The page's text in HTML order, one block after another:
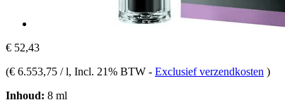
€ 52,43
(€ 6.553,75 / l, Incl. 21% BTW - Exclusief verzendkosten )
Inhoud: 8 ml